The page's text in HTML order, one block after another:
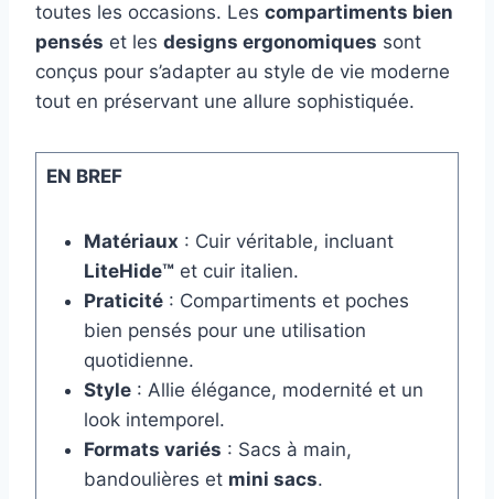
toutes les occasions. Les compartiments bien
pensés et les designs ergonomiques sont
conçus pour s’adapter au style de vie moderne
tout en préservant une allure sophistiquée.
EN BREF
Matériaux : Cuir véritable, incluant
LiteHide™et cuir italien.
Praticité: Compartiments et poches
bien pensés pour une utilisation
quotidienne.
Style: Allie élégance, modernité et un
look intemporel.
Formats variés : Sacs à main,
bandoulières et mini sacs.